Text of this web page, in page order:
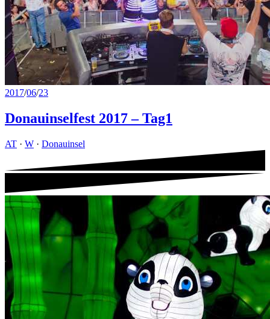
2017/06/23
Donauinselfest 2017 – Tag1
AT · W · Donauinsel